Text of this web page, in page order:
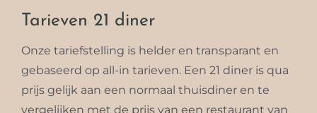
Tarieven 21 diner
Onze tariefstelling is helder en transparant en
gebaseerd op all-in tarieven. Een 21 diner is qua
prijs gelijk aan een normaal thuisdiner en te
vergelijken met de prijs van een restaurant van